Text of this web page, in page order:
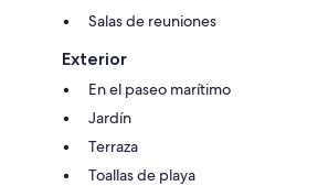
Salas de reuniones
Exterior
En el paseo marítimo
Jardín
Terraza
Toallas de playa